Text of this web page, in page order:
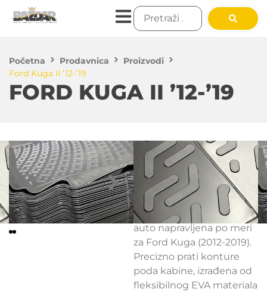
Početna Prodavnica
Proizvodi
Ford Kuga II ’12-’19
FORD KUGA II ’12-’19
4,200.00RSD
Nema na zalihama
L. Locker 3D kadica za
auto napravljena po meri
za Ford Kuga (2012-2019).
Precizno prati konture
poda kabine, izrađena od
fleksibilnog EVA materiala